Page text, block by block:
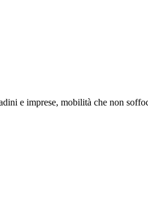
e imprese, mobilità che non